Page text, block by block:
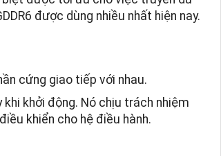
được dùng nhiều nhất hiện nay.
cứng giao tiếp với nhau.
khởi động. Nó chịu trách nhiệm
khiển cho hệ điều hành.